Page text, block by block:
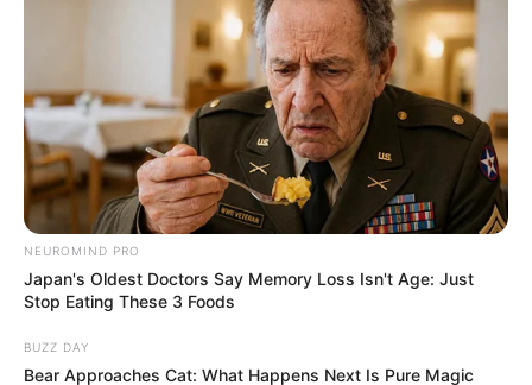
NEUROMIND PRO
Japan's Oldest Doctors Say Memory Loss Isn't Age: Just
Stop Eating These 3 Foods
BUZZ DAY
Bear Approaches Cat: What Happens Next Is Pure Magic